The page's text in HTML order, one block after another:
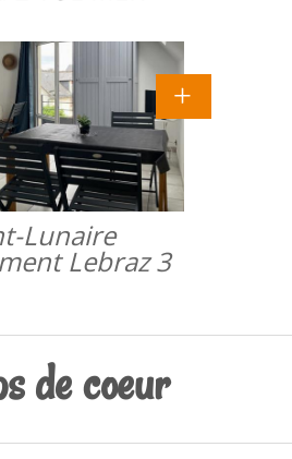
Lunaire
Lebraz 3
de coeur